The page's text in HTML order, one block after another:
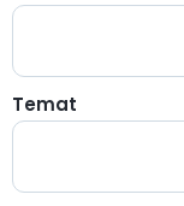
Temat